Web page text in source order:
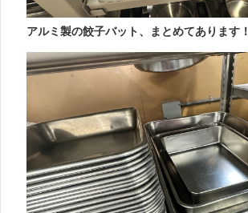
アルミ製の餃子バット、まとめてあります！